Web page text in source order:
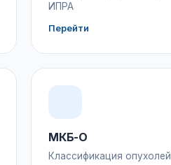
ИПРА
Перейти
МКБ-О
Классификация опухолей